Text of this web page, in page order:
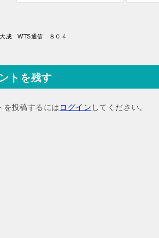
大成 WTS通信 ８０４
トを残す
を投稿するには ログイン してください。